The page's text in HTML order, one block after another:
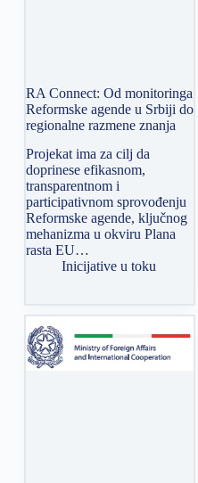
RA Connect: Od monitoringa
Reformske agende u Srbiji do
regionalne razmene znanja
Projekat ima za cilj da
doprinese efikasnom,
transparentnom i
participativnom sprovođenju
Reformske agende, ključnog
mehanizma u okviru Plana
rasta EU…
Inicijative u toku